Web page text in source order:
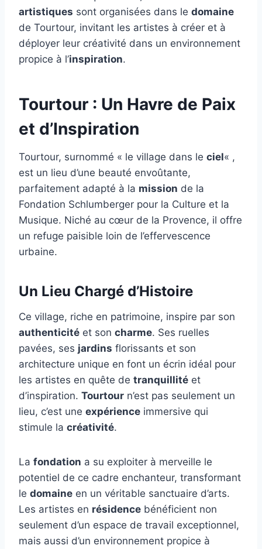
artistiques sont organisées dans le domaine
de Tourtour, invitant les artistes à créer et à
déployer leur créativité dans un environnement
propice à l’inspiration.
Tourtour : Un Havre de Paix
et d’Inspiration
Tourtour, surnommé « le village dans le ciel« ,
est un lieu d’une beauté envoûtante,
parfaitement adapté à la mission de la
Fondation Schlumberger pour la Culture et la
Musique. Niché au cœur de la Provence, il offre
un refuge paisible loin de l’effervescence
urbaine.
Un Lieu Chargé d’Histoire
Ce village, riche en patrimoine, inspire par son
authenticité et son charme. Ses ruelles
pavées, ses jardins florissants et son
architecture unique en font un écrin idéal pour
les artistes en quête de tranquillité et
d’inspiration. Tourtour n’est pas seulement un
lieu, c’est une expérience immersive qui
stimule la créativité.
La fondation a su exploiter à merveille le
potentiel de ce cadre enchanteur, transformant
le domaine en un véritable sanctuaire d’arts.
Les artistes en résidence bénéficient non
seulement d’un espace de travail exceptionnel,
mais aussi d’un environnement propice à